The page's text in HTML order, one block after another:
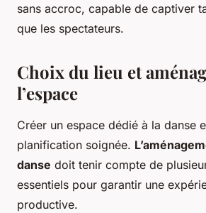
sans accroc, capable de captiver
que les spectateurs.
Choix du lieu et
l’espace
Créer un espace dédié à la danse
planification soignée.
danse doit tenir compte de
essentiels pour garantir une
productive.